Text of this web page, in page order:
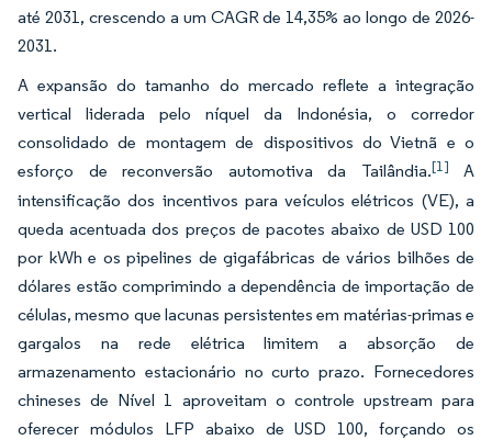
até 2031, crescendo a um CAGR de 14,35% ao longo de 2026-
2031.
A expansão do tamanho do mercado reflete a integração
vertical liderada pelo níquel da Indonésia, o corredor
consolidado de montagem de dispositivos do Vietnã e o
esforço de reconversão automotiva da Tailândia.[1] A
intensificação dos incentivos para veículos elétricos (VE), a
queda acentuada dos preços de pacotes abaixo de USD 100
por kWh e os pipelines de gigafábricas de vários bilhões de
dólares estão comprimindo a dependência de importação de
células, mesmo que lacunas persistentes em matérias-primas e
gargalos na rede elétrica limitem a absorção de
armazenamento estacionário no curto prazo. Fornecedores
chineses de Nível 1 aproveitam o controle upstream para
oferecer módulos LFP abaixo de USD 100, forçando os